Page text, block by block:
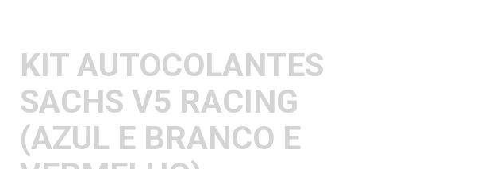
KIT AUTOCOLANTES
SACHS V5 RACING
(AZUL E BRANCO E